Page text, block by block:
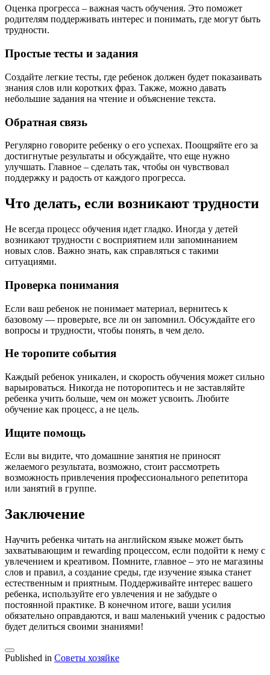
Оценка прогресса – важная часть обучения. Это поможет
родителям поддерживать интерес и понимать, где могут быть
трудности.
Простые тесты и задания
Создайте легкие тесты, где ребенок должен будет показаивать
знания слов или коротких фраз. Также, можно давать
небольшие задания на чтение и объяснение текста.
Обратная связь
Регулярно говорите ребенку о его успехах. Поощряйте его за
достигнутые результаты и обсуждайте, что еще нужно
улучшать. Главное – сделать так, чтобы он чувствовал
поддержку и радость от каждого прогресса.
Что делать, если возникают трудности
Не всегда процесс обучения идет гладко. Иногда у детей
возникают трудности с восприятием или запоминанием
новых слов. Важно знать, как справляться с такими
ситуациями.
Проверка понимания
Если ваш ребенок не понимает материал, вернитесь к
базовому — проверьте, все ли он запомнил. Обсуждайте его
вопросы и трудности, чтобы понять, в чем дело.
Не торопите события
Каждый ребенок уникален, и скорость обучения может сильно
варьироваться. Никогда не поторопитесь и не заставляйте
ребенка учить больше, чем он может усвоить. Любите
обучение как процесс, а не цель.
Ищите помощь
Если вы видите, что домашние занятия не приносят
желаемого результата, возможно, стоит рассмотреть
возможность привлечения профессионального репетитора
или занятий в группе.
Заключение
Научить ребенка читать на английском языке может быть
захватывающим и rewarding процессом, если подойти к нему с
увлечением и креативом. Помните, главное – это не магазины
слов и правил, а создание среды, где изучение языка станет
естественным и приятным. Поддерживайте интерес вашего
ребенка, используйте его увлечения и не забудьте о
постоянной практике. В конечном итоге, ваши усилия
обязательно оправдаются, и ваш маленький ученик с радостью
будет делиться своими знаниями!
Published in Советы хозяйке